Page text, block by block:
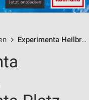
Experimenta Heilbronn / Experimenta-Platz - Öffnungszeiten & Adresse